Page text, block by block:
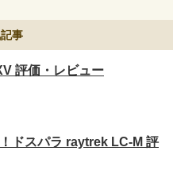
事
評価・レビュー
ドスパラ raytrek LC-M 評